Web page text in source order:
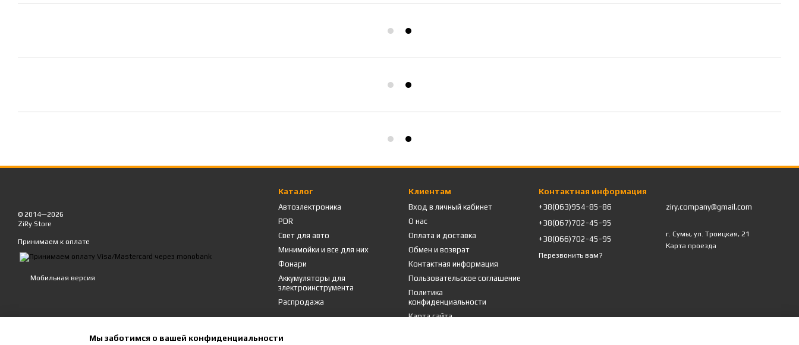
© 2014—2026
ZiRy.Store
Принимаем к оплате
Мобильная версия
Каталог
Автоэлектроника
PDR
Свет для авто
Минимойки и все для них
Фонари
Аккумуляторы для
электроинструмента
Распродажа
Клиентам
Вход в личный кабинет
О нас
Оплата и доставка
Обмен и возврат
Контактная информация
Пользовательское соглашение
Политика
конфиденциальности
Карта сайта
Контактная информация
+38(063)954-85-86
+38(067)702-45-95
+38(066)702-45-95
Перезвонить вам?
ziry.company@gmail.com
г. Сумы, ул. Троицкая, 21
Карта проезда
Мы заботимся о вашей конфиденциальности